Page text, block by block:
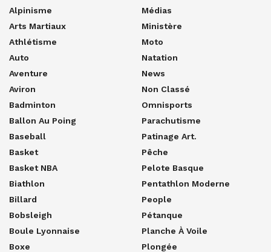
Alpinisme
Arts Martiaux
Athlétisme
Auto
Aventure
Aviron
Badminton
Ballon Au Poing
Baseball
Basket
Basket NBA
Biathlon
Billard
Bobsleigh
Boule Lyonnaise
Boxe
Médias
Ministère
Moto
Natation
News
Non Classé
Omnisports
Parachutisme
Patinage Art.
Pêche
Pelote Basque
Pentathlon Moderne
People
Pétanque
Planche À Voile
Plongée